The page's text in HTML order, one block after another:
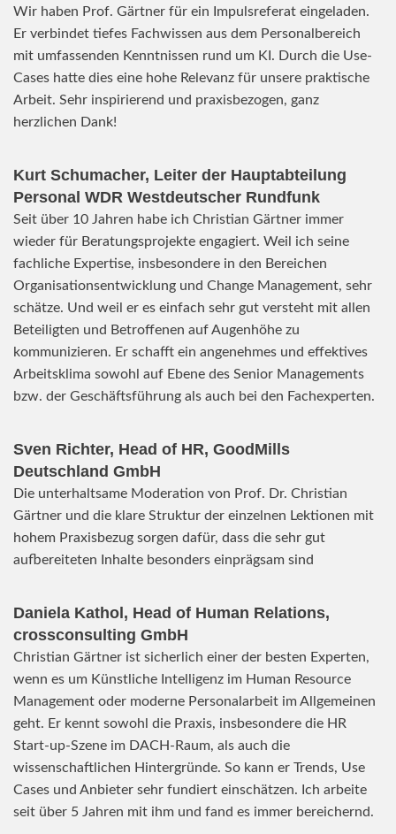
Wir haben Prof. Gärtner für ein Impulsreferat eingeladen.
Er verbindet tiefes Fachwissen aus dem Personalbereich
mit umfassenden Kenntnissen rund um KI. Durch die Use-
Cases hatte dies eine hohe Relevanz für unsere praktische
Arbeit. Sehr inspirierend und praxisbezogen, ganz
herzlichen Dank!
Kurt Schumacher, Leiter der Hauptabteilung
Personal WDR Westdeutscher Rundfunk
Seit über 10 Jahren habe ich Christian Gärtner immer
wieder für Beratungsprojekte engagiert. Weil ich seine
fachliche Expertise, insbesondere in den Bereichen
Organisationsentwicklung und Change Management, sehr
schätze. Und weil er es einfach sehr gut versteht mit allen
Beteiligten und Betroffenen auf Augenhöhe zu
kommunizieren. Er schafft ein angenehmes und effektives
Arbeitsklima sowohl auf Ebene des Senior Managements
bzw. der Geschäftsführung als auch bei den Fachexperten.
Sven Richter, Head of HR, GoodMills
Deutschland GmbH
Die unterhaltsame Moderation von Prof. Dr. Christian
Gärtner und die klare Struktur der einzelnen Lektionen mit
hohem Praxisbezug sorgen dafür, dass die sehr gut
aufbereiteten Inhalte besonders einprägsam sind
Daniela Kathol, Head of Human Relations,
crossconsulting GmbH
Christian Gärtner ist sicherlich einer der besten Experten,
wenn es um Künstliche Intelligenz im Human Resource
Management oder moderne Personalarbeit im Allgemeinen
geht. Er kennt sowohl die Praxis, insbesondere die HR
Start-up-Szene im DACH-Raum, als auch die
wissenschaftlichen Hintergründe. So kann er Trends, Use
Cases und Anbieter sehr fundiert einschätzen. Ich arbeite
seit über 5 Jahren mit ihm und fand es immer bereichernd.